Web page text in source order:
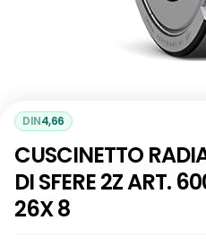
DIN4,66
CUSCINETTO
DI SFERE 2Z ART.
26X 8